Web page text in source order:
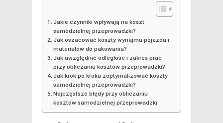
Jakie czynniki wpływają na koszt
samodzielnej przeprowadzki?
Jak oszacować koszty wynajmu pojazdu i
materiałów do pakowania?
Jak uwzględnić odległość i zakres prac
przy obliczaniu kosztów przeprowadzki?
Jak krok po kroku zoptymalizować koszty
samodzielnej przeprowadzki?
Najczęstsze błędy przy obliczaniu
kosztów samodzielnej przeprowadzki